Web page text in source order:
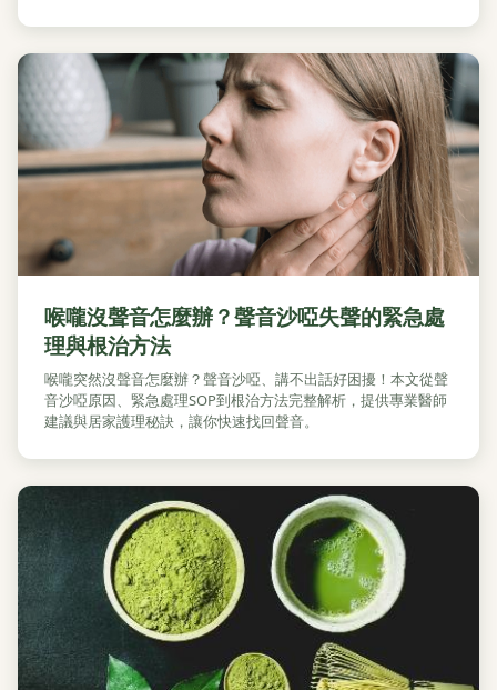
喉嚨沒聲音怎麼辦？聲音沙啞失聲的緊急處
理與根治方法
喉嚨突然沒聲音怎麼辦？聲音沙啞、講不出話好困擾！本文從聲
音沙啞原因、緊急處理SOP到根治方法完整解析，提供專業醫師
建議與居家護理秘訣，讓你快速找回聲音。